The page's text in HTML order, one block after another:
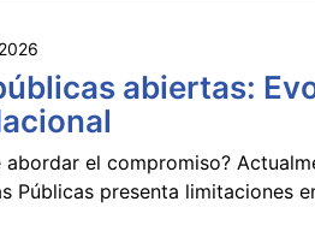
abiertas:
el compromiso?
Públicas presenta limitaciones